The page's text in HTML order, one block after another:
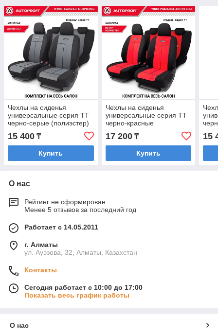
Чехлы на сиденья
универсальные серия TT
черно-серые (полиэстер)
15 400 ₸
Купить
Чехлы на сиденья
универсальные серия TT
черно-красные
17 200₸
Купить
15
О нас
Рейтинг не сформирован
Менее 5 отзывов за последний год
Работает с 14.05.2011
г. Алматы
ул. Ауэзова, 32, Алматы, Казахстан
Контакты
Сегодня работает с 10:00 до 17:00
Показать весь график работы
О нас